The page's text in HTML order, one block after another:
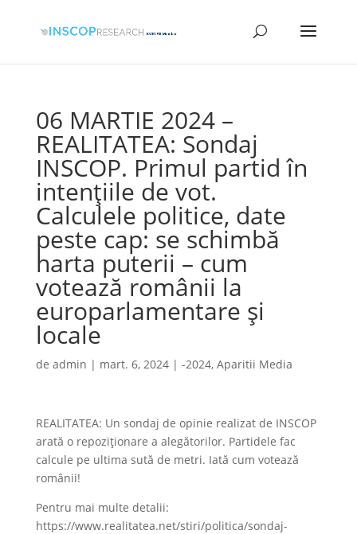
06 MARTIE 2024 –
REALITATEA: Sondaj
INSCOP. Primul partid în
intențiile de vot.
Calculele politice, date
peste cap: se schimbă
harta puterii – cum
votează românii la
europarlamentare și
locale
de admin | mart. 6, 2024| -2024, Aparitii Media
REALITATEA: Un sondaj de opinie realizat de INSCOP
arată o repoziționare a alegătorilor. Partidele fac
calcule pe ultima sută de metri. Iată cum votează
românii!
Pentru mai multe detalii:
https://www.realitatea.net/stiri/politica/sondaj-